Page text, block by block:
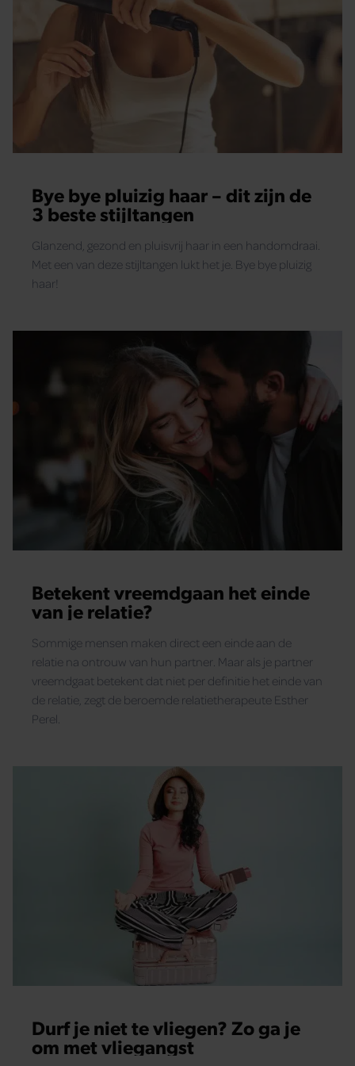
Bye bye pluizig haar – dit zijn de
3 beste stijltangen
Glanzend, gezond en pluisvrij haar in een handomdraai.
Met een van deze stijltangen lukt het je. Bye bye pluizig
haar!
Betekent vreemdgaan het einde
van je relatie?
Sommige mensen maken direct een einde aan de
relatie na ontrouw van hun partner. Maar als je partner
vreemdgaat betekent dat niet per definitie het einde van
de relatie, zegt de beroemde relatietherapeute Esther
Perel.
Durf je niet te vliegen? Zo ga je
om met vliegangst